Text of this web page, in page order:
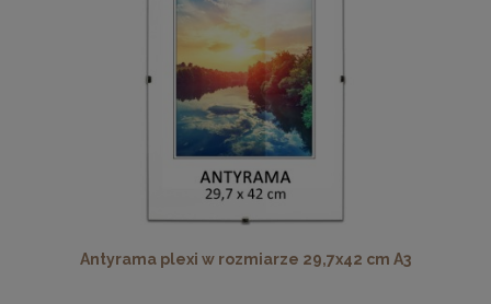
Pleksa w rozmiarze 70x100 cm plexi
28,99 zł
Antyrama plexi w rozmiarze 29,7x42 cm A3